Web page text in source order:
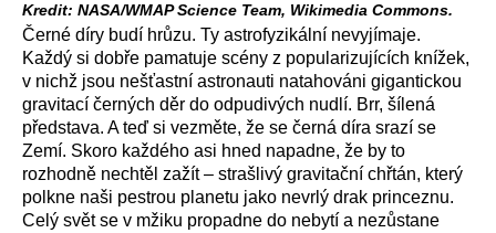
Kredit: NASA/WMAP Science Team, Wikimedia Commons.
Černé díry budí hrůzu. Ty astrofyzikální nevyjímaje.
Každý si dobře pamatuje scény z popularizujících knížek,
v nichž jsou nešťastní astronauti natahováni gigantickou
gravitací černých děr do odpudivých nudlí. Brr, šílená
představa. A teď si vezměte, že se černá díra srazí se
Zemí. Skoro každého asi hned napadne, že by to
rozhodně nechtěl zažít – strašlivý gravitační chřtán, který
polkne naši pestrou planetu jako nevrlý drak princeznu.
Celý svět se v mžiku propadne do nebytí a nezůstane